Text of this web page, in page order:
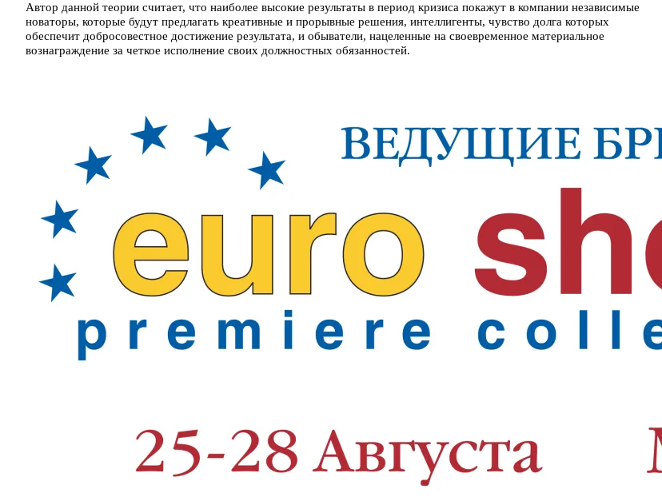
Автор данной теории считает, что наиболее высокие результаты в период кризиса покажут в компании независимые
новаторы, которые будут предлагать креативные и прорывные решения, интеллигенты, чувство долга которых
обеспечит добросовестное достижение результата, и обыватели, нацеленные на своевременное материальное
вознаграждение за четкое исполнение своих должностных обязанностей.